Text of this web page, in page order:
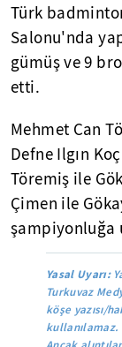
Türk
Salonu'nda
gümüş ve 9
etti.
Mehmet Can
Defne Ilgın
Töremiş ile
Çimen ile
şampiyonluğa
Yasal Uyarı:
Turkuvaz
köşe yazısı/
kullanılamaz.